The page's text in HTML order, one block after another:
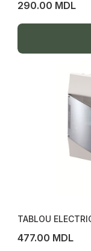
290.00 MDL
TABLOU
477.00 MDL